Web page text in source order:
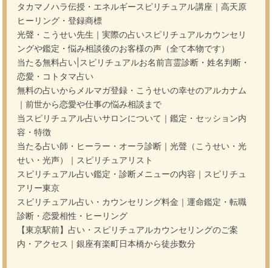
タカマノハラ伝授・エネルギースピリチュアル講座｜高天原
ヒーリング・登録商標
光聲・こうせい先生｜実際の占いスピリチュアルカウンセリ
ングや鑑定・悩み相談後のお客様の声（全て本物です）
当たる無料占い|スピリチュアルお名前言霊診断・姓名判断・
恋愛・コトタマ占い
無料の占いからメルマガ登録・こうせいの幸せのアルカナム
｜前世から恋愛や仕事の悩み相談まで
当スピリチュアル占いサロンについて｜鑑定・セッション内
容・特徴
当たる占い師・ヒーラー・オーラ診断｜光聲（こうせい・光
せい・光声）｜スピリチュアリスト
スピリチュアル占い鑑定・診断メニューの内容｜スピリチュ
アリー東京
スピリチュアル占い・カウンセリング料金｜運命鑑定・転職
診断・恋愛相性・ヒーリング
【東京駅前】占い・スピリチュアルカウンセリングのご案
内・アクセス｜銀座有楽町日本橋から徒歩数分